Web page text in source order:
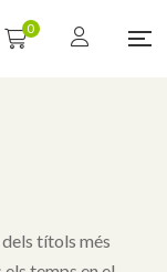
0
dels títols més